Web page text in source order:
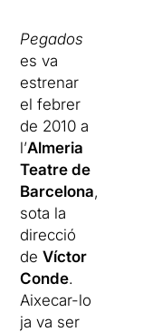
Pegados
es va
estrenar
el febrer
de 2010 a
l’Almeria
Teatre de
Barcelona,
sota la
direcció
deVíctor
Conde.
Aixecar-lo
ja va ser